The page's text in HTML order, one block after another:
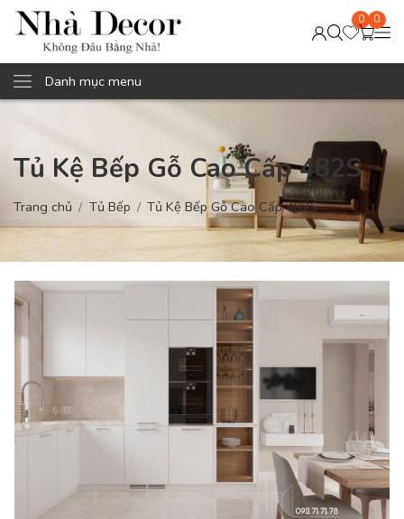
0 0
Danh mục menu
Tủ Kệ Bếp Gỗ Cao Cấp 482S
Trang chủ Tủ Bếp Tủ Kệ Bếp Gỗ Cao Cấp 482S